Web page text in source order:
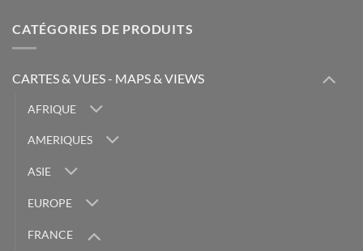
CATÉGORIES DE PRODUITS
CARTES & VUES - MAPS & VIEWS
AFRIQUE
AMERIQUES
ASIE
EUROPE
FRANCE